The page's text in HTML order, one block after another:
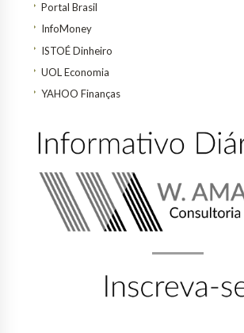
Portal Brasil
InfoMoney
ISTOÉ Dinheiro
UOL Economia
YAHOO Finanças